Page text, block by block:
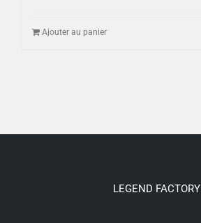
était :
est :
Ajouter au panier
LEGEND FACTORY